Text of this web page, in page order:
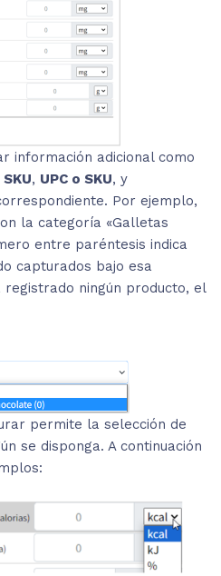
información adicional como
SKU, UPC o SKU, y
Por ejemplo,
la categoría «Galletas
entre paréntesis indica
capturados bajo esa
registrado ningún producto, el
permite la selección de
se disponga. A continuación